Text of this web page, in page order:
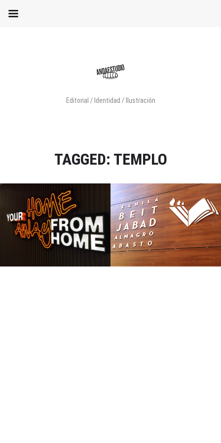
Editorial / Identidad / Ilustración
TAGGED: TEMPLO